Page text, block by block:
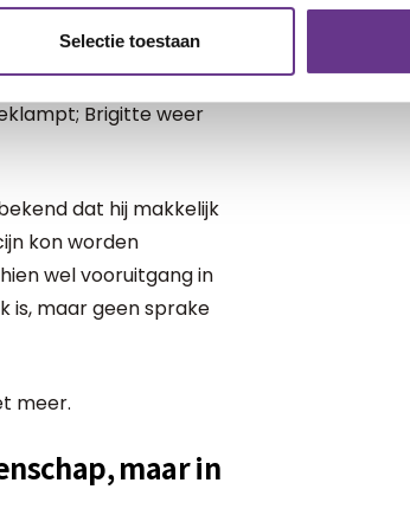
Selectie toestaan
verenigingsblad over
interventie voor
defect
Brigitte weer
dat hij makkelijk
kon worden
wel vooruitgang in
is, maar geen sprake
meer.
maar in